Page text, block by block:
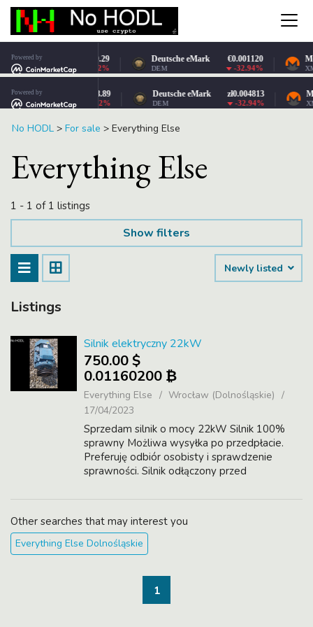
No HODL > For sale > Everything Else
Everything Else
1 - 1 of 1 listings
Show filters
Newly listed
Listings
Silnik elektryczny 22kW
750.00 $
0.01160200 ₿
Everything Else
Wrocław (Dolnośląskie)
17/04/2023
Sprzedam silnik o mocy 22kW Silnik 100%
sprawny Możliwa wysyłka po przedpłacie.
Preferuję odbiór osobisty i sprawdzenie
sprawności. Silnik odłączony przed
DEM DIMI Mogę też przyjąć PLNy
Other searches that may interest you
Everything Else Dolnośląskie
1